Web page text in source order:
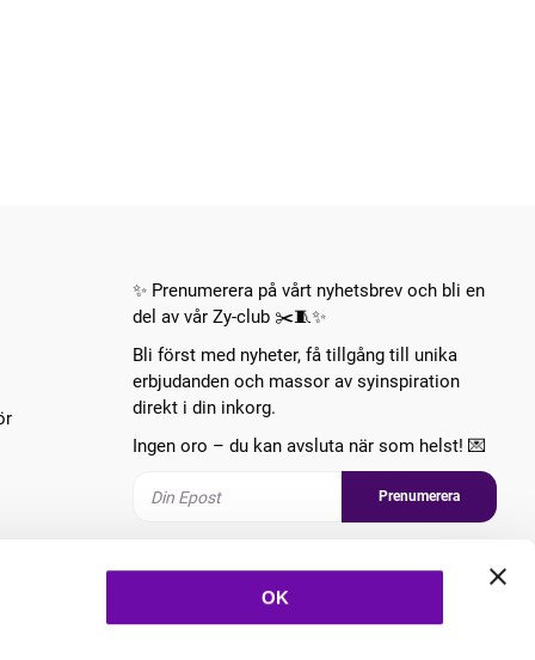
OK
✨ Prenumerera på vårt nyhetsbrev och bli en
del av vår Zy-club ✂️🧵✨
Bli först med nyheter, få tillgång till unika
erbjudanden och massor av syinspiration
direkt i din inkorg.
Ingen oro – du kan avsluta när som helst! 💌
Prenumerera